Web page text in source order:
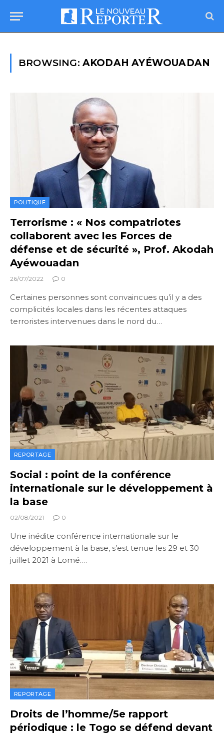
BROWSING: AKODAH AYÉWOUADAN
POLITIQUE
Terrorisme : « Nos compatriotes
collaborent avec les Forces de
défense et de sécurité », Prof. Akodah
Ayéwouadan
26/07/2022 0
Certaines personnes sont convaincues qu’il y a des
complicités locales dans les récentes attaques
terroristes intervenues dans le nord du…
REPORTAGE
Social : point de la conférence
internationale sur le développement à
la base
02/08/2021 0
Une inédite conférence internationale sur le
développement à la base, s’est tenue les 29 et 30
juillet 2021 à Lomé.…
REPORTAGE
Droits de l’homme/5e rapport
périodique : le Togo se défend devant